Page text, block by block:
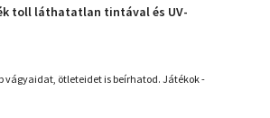
toll láthatatlan tintával és UV-
vágyaidat, ötleteidet is beírhatod. Játékok -